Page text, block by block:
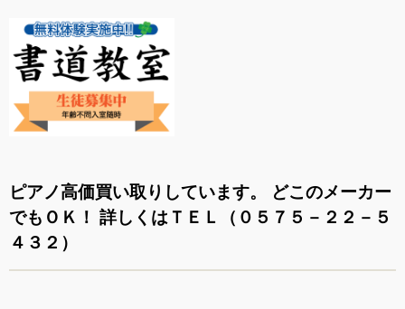
ピアノ高価買い取りしています。
どこのメーカー
でもＯＫ！ 詳しくはＴＥＬ（０５７５－２２－５
４３２）